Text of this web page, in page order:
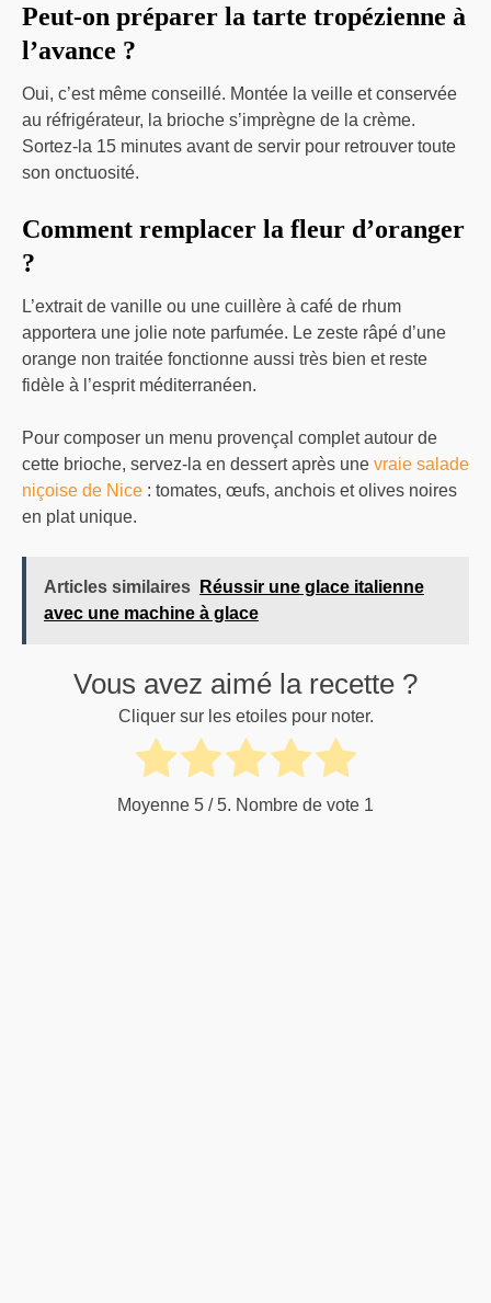
Peut-on préparer la tarte tropézienne à
l’avance ?
Oui, c’est même conseillé. Montée la veille et conservée
au réfrigérateur, la brioche s’imprègne de la crème.
Sortez-la 15 minutes avant de servir pour retrouver toute
son onctuosité.
Comment remplacer la fleur d’oranger
?
L’extrait de vanille ou une cuillère à café de rhum
apportera une jolie note parfumée. Le zeste râpé d’une
orange non traitée fonctionne aussi très bien et reste
fidèle à l’esprit méditerranéen.
Pour composer un menu provençal complet autour de
cette brioche, servez-la en dessert après une vraie salade
niçoise de Nice : tomates, œufs, anchois et olives noires
en plat unique.
Articles similaires
Réussir une glace italienne
avec une machine à glace
Vous avez aimé la recette ?
Cliquer sur les etoiles pour noter.
Moyenne 5 / 5. Nombre de vote 1